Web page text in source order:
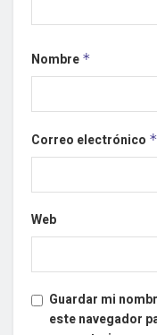
Nombre *
Correo electrónico *
Web
Guardar mi
este navegador